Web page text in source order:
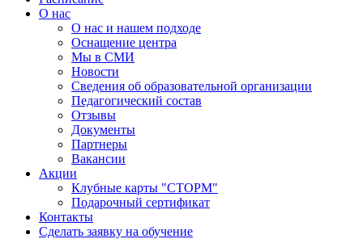
О нас
О нас и нашем подходе
Оснащение центра
Мы в СМИ
Новости
Сведения об образовательной организации
Педагогический состав
Отзывы
Документы
Партнеры
Вакансии
Акции
Клубные карты "СТОРМ"
Подарочный сертификат
Контакты
Сделать заявку на обучение